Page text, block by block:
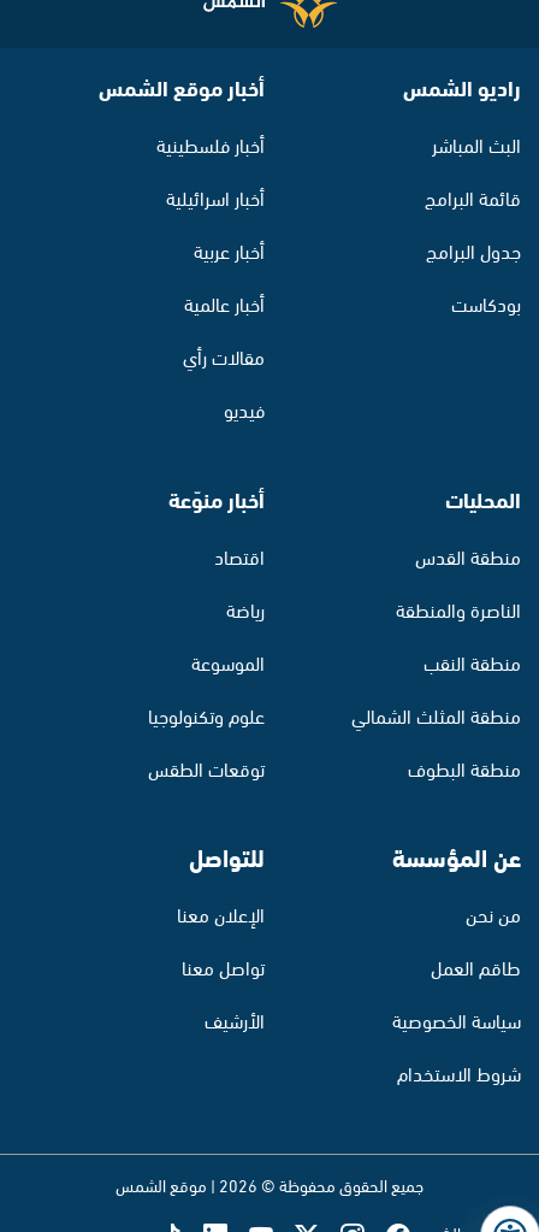
راديو الشمس
البث المباشر
قائمة البرامج
جدول البرامج
بودكاست
أخبار موقع الشمس
أخبار فلسطينية
أخبار اسرائيلية
أخبار عربية
أخبار عالمية
مقالات رأي
فيديو
المحليات
منطقة القدس
الناصرة والمنطقة
منطقة النقب
منطقة المثلث الشمالي
منطقة البطوف
أخبار منوّعة
اقتصاد
رياضة
الموسوعة
علوم وتكنولوجيا
توقعات الطقس
عن المؤسسة
من نحن
طاقم العمل
سياسة الخصوصية
شروط الاستخدام
للتواصل
الإعلان معنا
تواصل معنا
الأرشيف
جميع الحقوق محفوظة © 2026 | موقع الشمس